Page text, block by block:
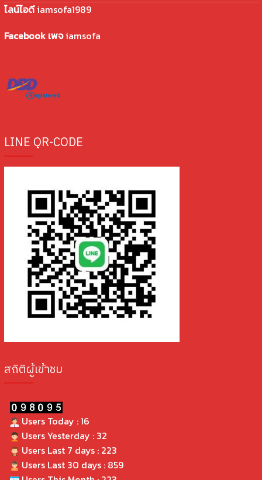
ไลน์ไอดี iamsofa1989
Facebook เพจ iamsofa
LINE QR-CODE
สถิติผู้เข้าชม
Users Today : 16
Users Yesterday : 32
Users Last 7 days : 223
Users Last 30 days : 859